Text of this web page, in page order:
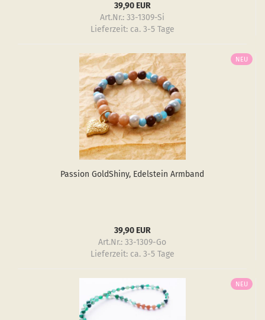
39,90 EUR
Art.Nr.: 33-1309-Si
Lieferzeit: ca. 3-5 Tage
NEU
Pas­si­on GoldS­hiny, Edel­stein Arm­band
39,90 EUR
Art.Nr.: 33-1309-Go
Lieferzeit: ca. 3-5 Tage
NEU